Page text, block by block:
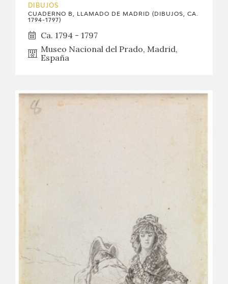
DIBUJOS
CUADERNO B, LLAMADO DE MADRID (DIBUJOS, CA.
1794-1797)
Ca. 1794 - 1797
Museo Nacional del Prado, Madrid,
España